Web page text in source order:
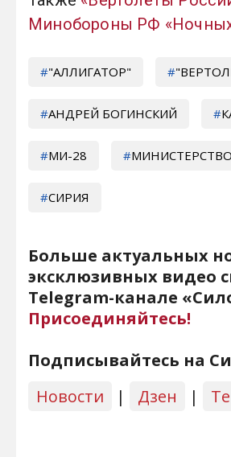
Минобороны РФ
"АЛЛИГАТОР"
АНДРЕЙ БОГИНСКИЙ
МИ-28
СИРИЯ
Больше актуальных
эксклюзивных видео
Telegram-канале
Присоединяйтесь!
Подписывайтесь на
Новости
| Дзен |